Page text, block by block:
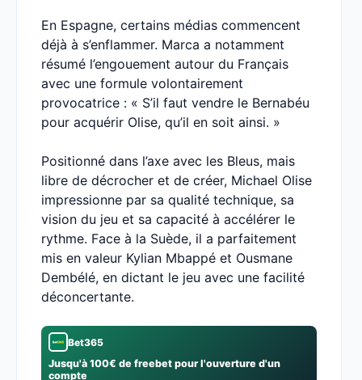
En Espagne, certains médias commencent
déjà à s’enflammer. Marca a notamment
résumé l’engouement autour du Français
avec une formule volontairement
provocatrice : « S’il faut vendre le Bernabéu
pour acquérir Olise, qu’il en soit ainsi. »
Positionné dans l’axe avec les Bleus, mais
libre de décrocher et de créer, Michael Olise
impressionne par sa qualité technique, sa
vision du jeu et sa capacité à accélérer le
rythme. Face à la Suède, il a parfaitement
mis en valeur Kylian Mbappé et Ousmane
Dembélé, en dictant le jeu avec une facilité
déconcertante.
Bet365
Jusqu'à 100€ de freebet pour l'ouverture d'un
compte